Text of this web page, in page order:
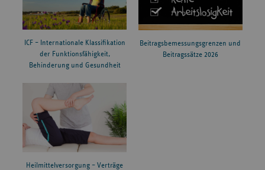
ICF – Internationale Klassifikation
der Funktionsfähigkeit,
Behinderung und Gesundheit
Beitragsbemessungsgrenzen und
Beitragssätze 2026
Heilmittelversorgung – Verträge